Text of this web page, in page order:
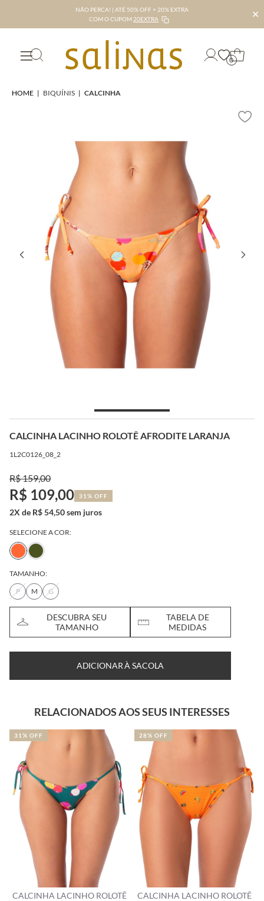
NÃO PERCA! | ATÉ 50% OFF + 20% EXTRA
COM O CUPOM 20EXTRA ✕
0
HOME | BIQUÍNIS | CALCINHA
CALCINHA LACINHO ROLOTÊ AFRODITE LARANJA
1L2C0126_08_2
R$ 159,00
R$ 109,00 31% OFF
2X de R$ 54,50 sem juros
SELECIONE A COR:
TAMANHO:
P
M G
DESCUBRA SEU
TAMANHO
TABELA DE
MEDIDAS
ADICIONAR À SACOLA
RELACIONADOS AOS SEUS INTERESSES
CALCINHA LACINHO ROLOTÊ
31% OFF
CALCINHA LACINHO ROLOTÊ
28% OFF